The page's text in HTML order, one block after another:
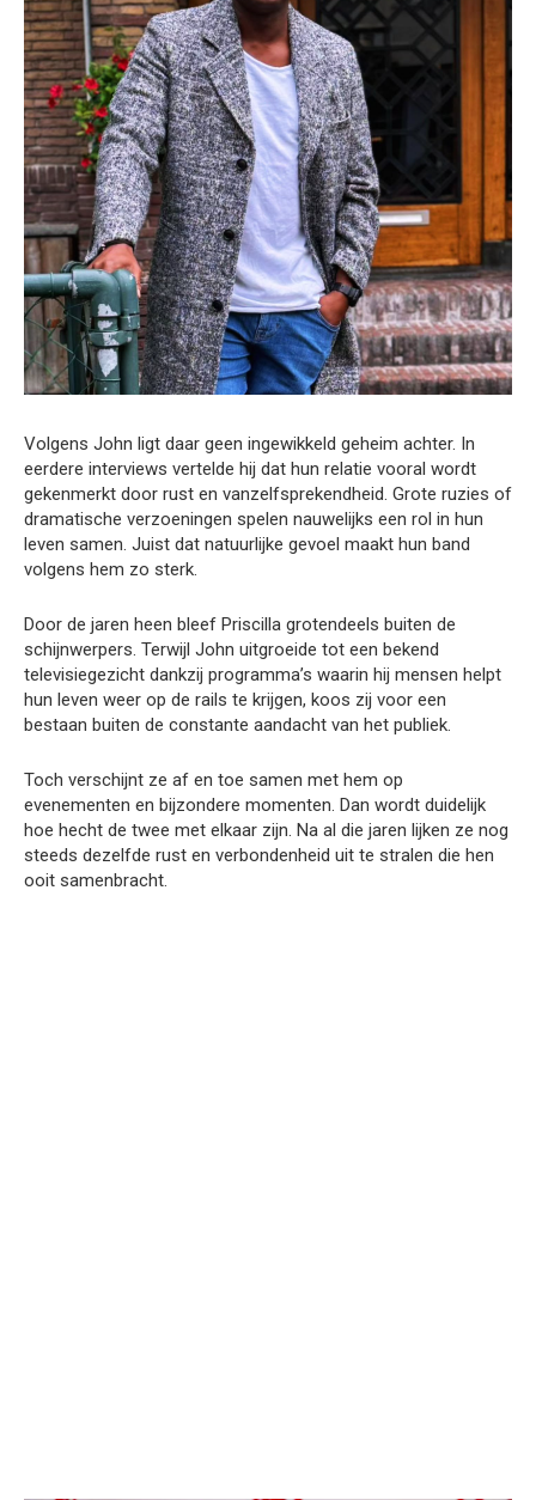
Volgens John ligt daar geen ingewikkeld geheim achter. In
eerdere interviews vertelde hij dat hun relatie vooral wordt
gekenmerkt door rust en vanzelfsprekendheid. Grote ruzies of
dramatische verzoeningen spelen nauwelijks een rol in hun
leven samen. Juist dat natuurlijke gevoel maakt hun band
volgens hem zo sterk.
Door de jaren heen bleef Priscilla grotendeels buiten de
schijnwerpers. Terwijl John uitgroeide tot een bekend
televisiegezicht dankzij programma’s waarin hij mensen helpt
hun leven weer op de rails te krijgen, koos zij voor een
bestaan buiten de constante aandacht van het publiek.
Toch verschijnt ze af en toe samen met hem op
evenementen en bijzondere momenten. Dan wordt duidelijk
hoe hecht de twee met elkaar zijn. Na al die jaren lijken ze nog
steeds dezelfde rust en verbondenheid uit te stralen die hen
ooit samenbracht.